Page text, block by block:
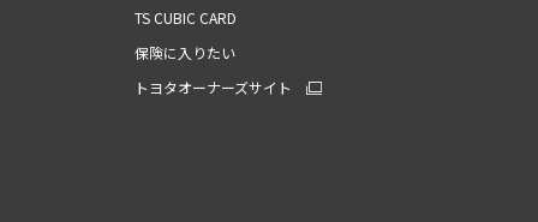
TS CUBIC CARD
保険に入りたい
トヨタオーナーズサイト